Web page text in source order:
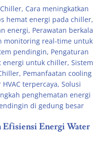
Energi Water